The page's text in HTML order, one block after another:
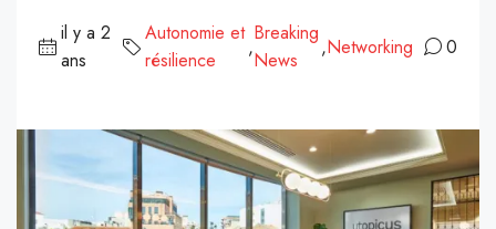
il y a 2
ans
Autonomie et
résilience
,
Breaking
News
,Networking 0